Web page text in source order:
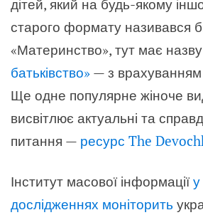
дітей, який на будь-якому
старого формату називався
«Материнство», тут має назву
батьківство» — з врахуванням
Ще одне популярне жіноче
висвітлює актуальні та
питання — ресурс The
Інститут масової інформації у
дослідженнях моніторить